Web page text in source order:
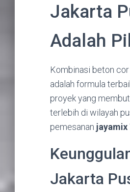
Jakarta
Adalah
Kombinasi beton cor
adalah formula
proyek yang
terlebih di wilayah
pemesanan jayamix
Jakarta